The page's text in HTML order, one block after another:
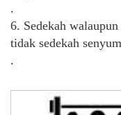
.
6. Sedekah
tidak sedekah
.